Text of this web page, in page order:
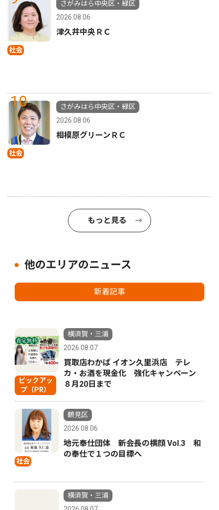
社会
さがみはら中央区・緑区
2026.08.06
津久井中央ＲＣ
10
社会
さがみはら中央区・緑区
2026.08.06
相模原グリーンＲＣ
もっと見る
他のエリアのニュース
新着記事
ピックアッ
プ（PR）
横須賀・三浦
2026.08.07
買取店わかば イオン久里浜店 テレ
カ・お酒を現金化 強化キャンペーン
８月20日まで
社会
鶴見区
2026.08.06
地元奉仕団体 新会長の横顔 Vol.3 和
の奉仕で１つの目標へ
横須賀・三浦